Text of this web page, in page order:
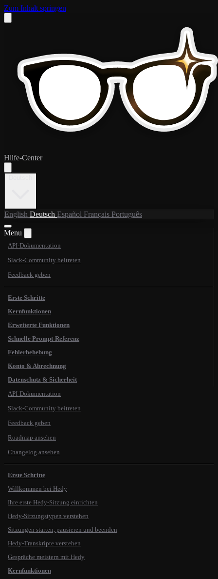
Zum Inhalt springen
Hilfe-Center
English Deutsch Español Français Português
Menu
API-Dokumentation
Slack-Community beitreten
Feedback geben
Erste Schritte
Kernfunktionen
Erweiterte Funktionen
Schnelle Prompt-Referenz
Fehlerbehebung
Konto & Abrechnung
Datenschutz & Sicherheit
API-Dokumentation
Slack-Community beitreten
Feedback geben
Roadmap ansehen
Changelog ansehen
Erste Schritte
Willkommen bei Hedy
Ihre erste Hedy-Sitzung einrichten
Hedy-Sitzungstypen verstehen
Sitzungen starten, pausieren und beenden
Hedy-Transkripte verstehen
Gespräche meistern mit Hedy
Kernfunktionen